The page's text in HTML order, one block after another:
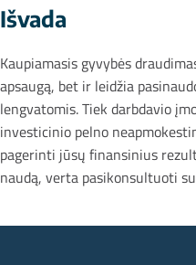
Išvada
Kaupiamasis gyvybės
apsaugą, bet ir leidžia
lengvatomis. Tiek darbdavio
investicinio pelno
pagerinti jūsų finansinius
naudą, verta pasikonsultuoti